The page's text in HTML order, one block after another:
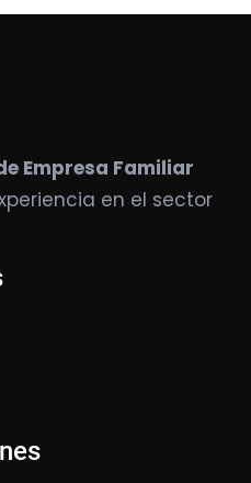
Empresa Familiar
en el sector